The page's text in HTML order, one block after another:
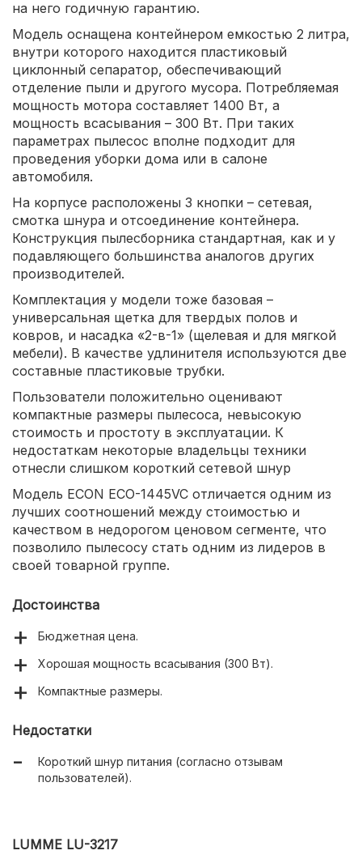
на него годичную гарантию.
Модель оснащена контейнером емкостью 2 литра,
внутри которого находится пластиковый
циклонный сепаратор, обеспечивающий
отделение пыли и другого мусора. Потребляемая
мощность мотора составляет 1400 Вт, а
мощность всасывания – 300 Вт. При таких
параметрах пылесос вполне подходит для
проведения уборки дома или в салоне
автомобиля.
На корпусе расположены 3 кнопки – сетевая,
смотка шнура и отсоединение контейнера.
Конструкция пылесборника стандартная, как и у
подавляющего большинства аналогов других
производителей.
Комплектация у модели тоже базовая –
универсальная щетка для твердых полов и
ковров, и насадка «2-в-1» (щелевая и для мягкой
мебели). В качестве удлинителя используются две
составные пластиковые трубки.
Пользователи положительно оценивают
компактные размеры пылесоса, невысокую
стоимость и простоту в эксплуатации. К
недостаткам некоторые владельцы техники
отнесли слишком короткий сетевой шнур
Модель ECON ECO-1445VC отличается одним из
лучших соотношений между стоимостью и
качеством в недорогом ценовом сегменте, что
позволило пылесосу стать одним из лидеров в
своей товарной группе.
Достоинства
Бюджетная цена.
Хорошая мощность всасывания (300 Вт).
Компактные размеры.
Недостатки
Короткий шнур питания (согласно отзывам
пользователей).
LUMME LU-3217